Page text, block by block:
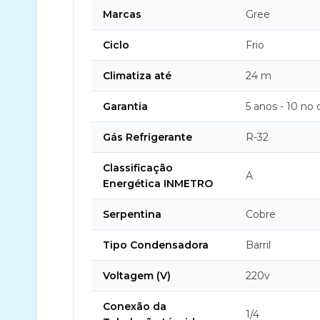
Marcas Gree
Ciclo Frio
Climatiza até 24 m
Garantia 5 anos - 10 no
Gás Refrigerante R-32
Classificação
Energética INMETRO
A
Serpentina Cobre
Tipo Condensadora Barril
Voltagem (V) 220v
Conexão da
1/4